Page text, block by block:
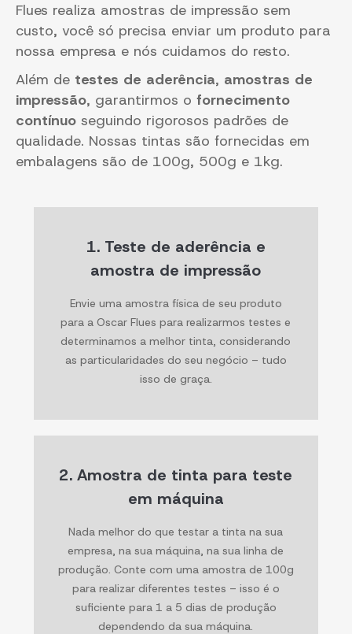
Flues realiza amostras de impressão sem
custo, você só precisa enviar um produto para
nossa empresa e nós cuidamos do resto.
Além de testes de aderência, amostras de
impressão, garantirmos o fornecimento
contínuo seguindo rigorosos padrões de
qualidade. Nossas tintas são fornecidas em
embalagens são de 100g, 500g e 1kg.
1. Teste de aderência e
amostra de impressão
Envie uma amostra física de seu produto
para a Oscar Flues para realizarmos testes e
determinamos a melhor tinta, considerando
as particularidades do seu negócio – tudo
isso de graça.
2. Amostra de tinta para teste
em máquina
Nada melhor do que testar a tinta na sua
empresa, na sua máquina, na sua linha de
produção. Conte com uma amostra de 100g
para realizar diferentes testes – isso é o
suficiente para 1 a 5 dias de produção
dependendo da sua máquina.